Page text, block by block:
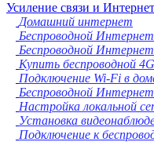
Усиление связи и
Домашний интернет
Беспроводной
Беспроводной
Купить беспроводной
Подключение Wi-Fi в
Беспроводной Интернет
Настройка локальной
Установка
Подключение к